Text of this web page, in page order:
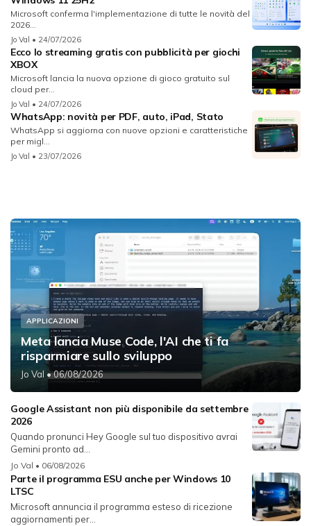
Microsoft conferma l'implementazione di tutte le novità del
2026...
Jo Val • 24/07/2026
Ecco lo streaming gratis con pubblicità per giochi
XBOX
Microsoft lancia la nuova opzione di gioco gratuito sul
cloud per...
Jo Val • 24/07/2026
WhatsApp: novità per PDF, auto, iPad, Stato
WhatsApp si aggiorna con nuove opzioni e caratteristiche
per migl...
Jo Val • 23/07/2026
APPLICAZIONI
Meta lancia Muse Code, l'AI che ti fa
risparmiare sullo sviluppo
Jo Val • 06/08/2026
Google Assistant non più disponibile da settembre
2026
Quando pronunci Hey Google sul tuo dispositivo avrai
Gemini pronto ad...
Jo Val • 06/08/2026
Parte il programma ESU anche per Windows 10
LTSC
Microsoft annuncia il programma esteso di ricezione
aggiornamenti per...